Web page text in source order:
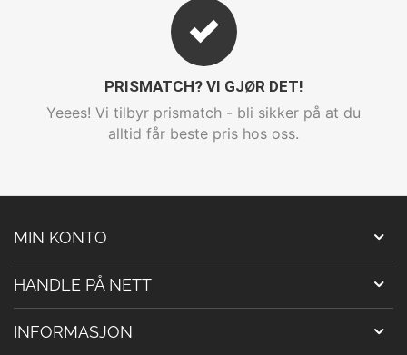
PRISMATCH? VI GJØR DET!
Yeees! Vi tilbyr prismatch - bli sikker på at du
alltid får beste pris hos oss.
MIN KONTO
HANDLE PÅ NETT
INFORMASJON